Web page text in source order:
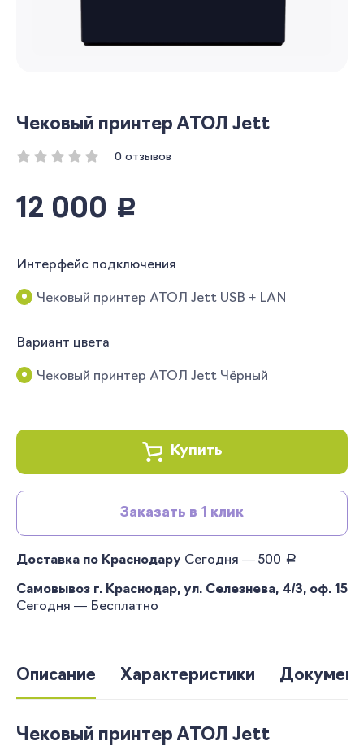
Чековый принтер АТОЛ Jett
0 отзывов
12 000 руб.
Интерфейс подключения
Чековый принтер АТОЛ Jett USB + LAN
Вариант цвета
Чековый принтер АТОЛ Jett Чёрный
Купить
Заказать в 1 клик
Доставка по Краснодару Сегодня — 500 руб.
Самовывоз г. Краснодар, ул. Селезнева, 4/3, оф. 15
Сегодня — Бесплатно
Описание Характеристики
Чековый принтер АТОЛ Jett